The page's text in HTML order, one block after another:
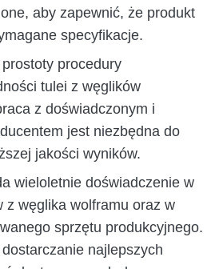
aby zapewnić, że produkt
specyfikacje.
procedury
tulei z węglików
z doświadczonym i
jest niezbędna do
jakości wyników.
wieloletnie doświadczenie w
z węglika wolframu oraz w
sprzętu produkcyjnego.
najlepszych